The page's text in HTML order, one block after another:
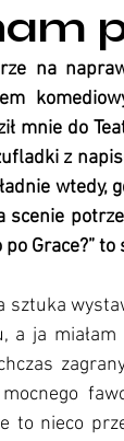
na
mnie do
z
wtedy,
po Grace?”
sztuka
a ja
to nieco